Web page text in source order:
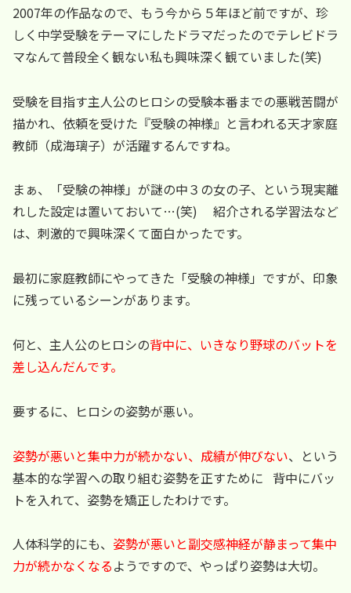
2007年の作品なので、もう今から５年ほど前ですが、珍
しく中学受験をテーマにしたドラマだったのでテレビドラ
マなんて普段全く観ない私も興味深く観ていました(笑)
受験を目指す主人公のヒロシの受験本番までの悪戦苦闘が
描かれ、依頼を受けた『受験の神様』と言われる天才家庭
教師（成海璃子）が活躍するんですね。
まぁ、「受験の神様」が謎の中３の女の子、という現実離
れした設定は置いておいて…(笑) 紹介される学習法など
は、刺激的で興味深くて面白かったです。
最初に家庭教師にやってきた「受験の神様」ですが、印象
に残っているシーンがあります。
何と、主人公のヒロシの背中に、いきなり野球のバットを
差し込んだんです。
要するに、ヒロシの姿勢が悪い。
姿勢が悪いと集中力が続かない、成績が伸びない、という
基本的な学習への取り組む姿勢を正すために 背中にバッ
トを入れて、姿勢を矯正したわけです。
人体科学的にも、 姿勢が悪いと副交感神経が静まって集中
力が続かなくなるようですので、やっぱり姿勢は大切。